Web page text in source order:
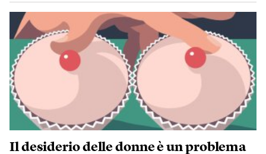
Il desiderio delle donne è un problema